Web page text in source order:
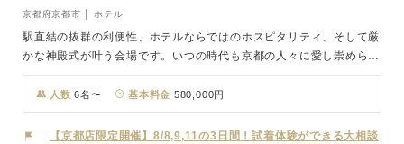
京都府京都市 │ ホテル
駅直結の抜群の利便性、ホテルならではのホスピタリティ、そして厳
かな神殿式が叶う会場です。いつの時代も京都の人々に愛し崇められ
てきた「伏見稲荷大社」のご祭神を祀った日本で唯一の神殿「稲寿殿
(とうじゅでん)」。気品に満ちた空間に、伝統美あふれる和装が凛と
引き立ち、雅楽の音色が 門出を雅びやかに彩ります。館内神前式で
は珍しく、ご友人も参列いただけることも特徴です。挙式のあとはホ
人数 6名〜 基本料金 580,000円
【京都店限定開催】8/8,9,11の3日間！試着体験ができる大相談